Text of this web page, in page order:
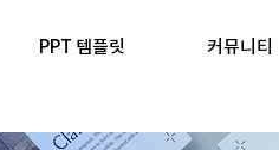
PPT 템플릿 커뮤니티